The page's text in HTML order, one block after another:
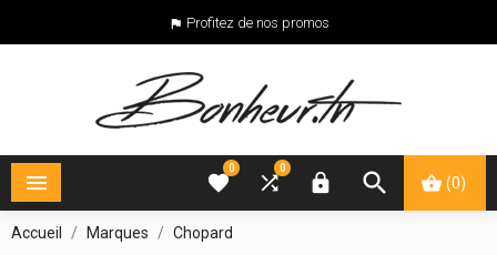
 Profitez de nos promos
 (0)


0

0
Accueil Marques Chopard